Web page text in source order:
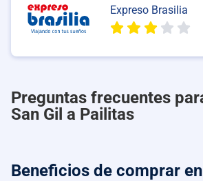
Expreso Brasilia
Preguntas frecuentes
San Gil a Pailitas
Beneficios de comprar